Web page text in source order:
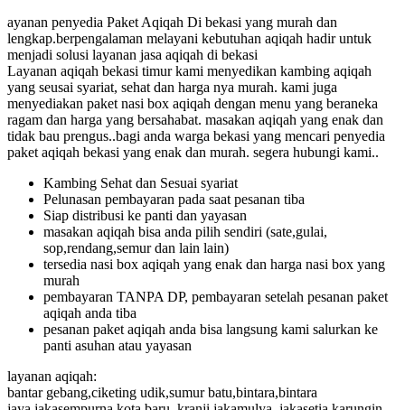
ayanan penyedia Paket Aqiqah Di bekasi yang murah dan
lengkap.berpengalaman melayani kebutuhan aqiqah hadir untuk
menjadi solusi layanan jasa aqiqah di bekasi
Layanan aqiqah bekasi timur kami menyedikan kambing aqiqah
yang seusai syariat, sehat dan harga nya murah. kami juga
menyediakan paket nasi box aqiqah dengan menu yang beraneka
ragam dan harga yang bersahabat. masakan aqiqah yang enak dan
tidak bau prengus..bagi anda warga bekasi yang mencari penyedia
paket aqiqah bekasi yang enak dan murah. segera hubungi kami..
Kambing Sehat dan Sesuai syariat
Pelunasan pembayaran pada saat pesanan tiba
Siap distribusi ke panti dan yayasan
masakan aqiqah bisa anda pilih sendiri (sate,gulai,
sop,rendang,semur dan lain lain)
tersedia nasi box aqiqah yang enak dan harga nasi box yang
murah
pembayaran TANPA DP, pembayaran setelah pesanan paket
aqiqah anda tiba
pesanan paket aqiqah anda bisa langsung kami salurkan ke
panti asuhan atau yayasan
layanan aqiqah:
bantar gebang,ciketing udik,sumur batu,bintara,bintara